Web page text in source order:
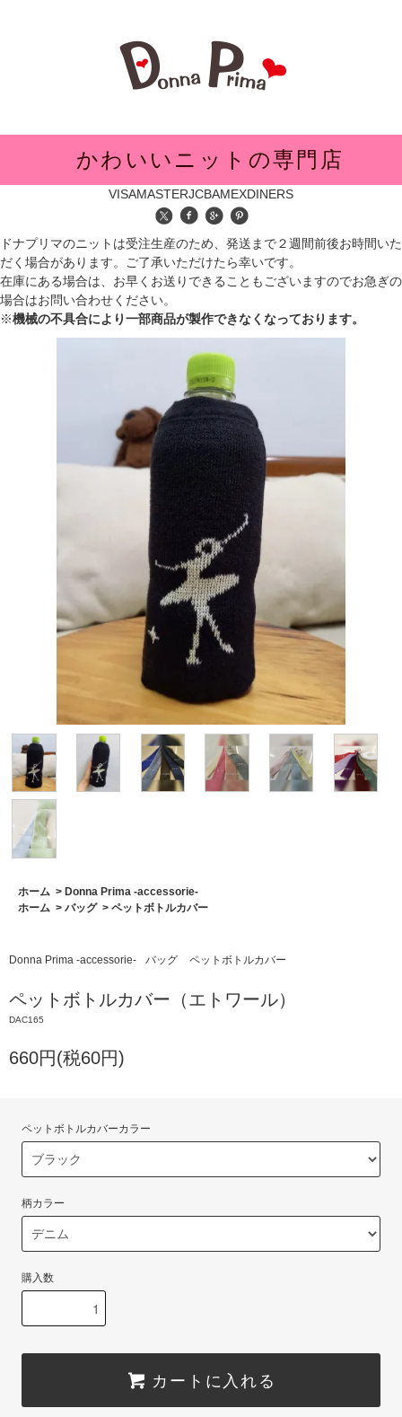
かわいいニットの専門店
VISAMASTERJCBAMEXDINERS
ドナプリマのニットは受注生産のため、発送まで２週間前後お時間いた
だく場合があります。ご了承いただけたら幸いです。
在庫にある場合は、お早くお送りできることもございますのでお急ぎの
場合はお問い合わせください。
※機械の不具合により一部商品が製作できなくなっております。
ホーム > Donna Prima -accessorie-
ホーム > バッグ > ペットボトルカバー
Donna Prima -accessorie- バッグ ペットボトルカバー
ペットボトルカバー（エトワール）
DAC165
660円(税60円)
ペットボトルカバーカラー
柄カラー
購入数
カートに入れる